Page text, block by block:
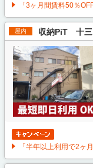
「3ヶ月間賃料50％
屋内 収納PiT 十三
「半年以上利用で2ヶ